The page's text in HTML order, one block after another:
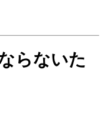
らないた